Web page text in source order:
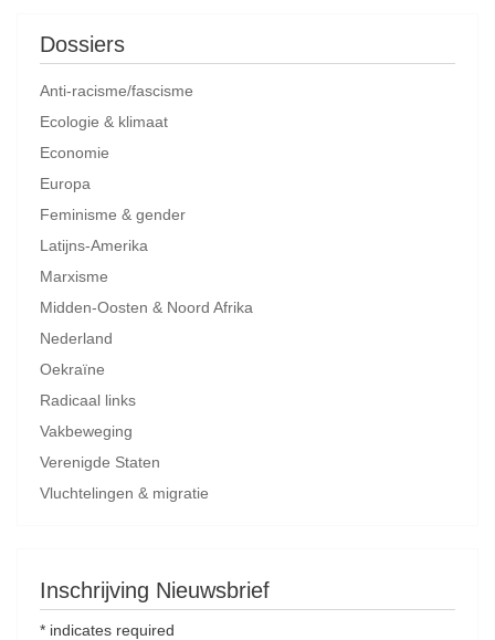
Dossiers
Anti-racisme/fascisme
Ecologie & klimaat
Economie
Europa
Feminisme & gender
Latijns-Amerika
Marxisme
Midden-Oosten & Noord Afrika
Nederland
Oekraïne
Radicaal links
Vakbeweging
Verenigde Staten
Vluchtelingen & migratie
Inschrijving Nieuwsbrief
* indicates required